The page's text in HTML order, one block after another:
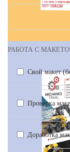
РАБОТА С
Свой макет
Проверка
Доработка